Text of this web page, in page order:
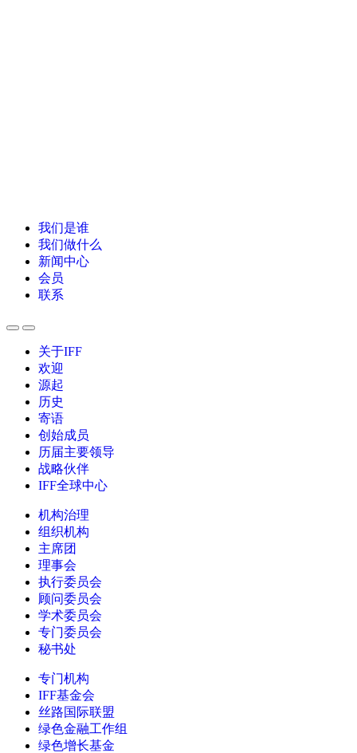
我们是谁
我们做什么
新闻中心
会员
联系
关于IFF
欢迎
源起
历史
寄语
创始成员
历届主要领导
战略伙伴
IFF全球中心
机构治理
组织机构
主席团
理事会
执行委员会
顾问委员会
学术委员会
专门委员会
秘书处
专门机构
IFF基金会
丝路国际联盟
绿色金融工作组
绿色增长基金